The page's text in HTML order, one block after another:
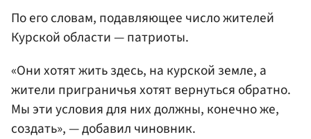
По его словам, подавляющее число жителей
Курской области — патриоты.
«Они хотят жить здесь, на курской земле, а
жители приграничья хотят вернуться обратно.
Мы эти условия для них должны, конечно же,
создать», — добавил чиновник.